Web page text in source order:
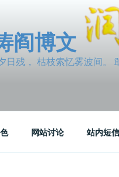
阎博文
日残， 枯枝索忆雾波间
网站讨论 站内短